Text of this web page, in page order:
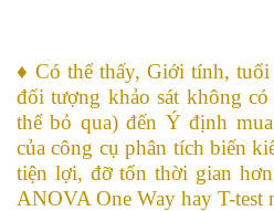
♦ Có thể thấy, Giới tính, tuổi
đối tượng khảo sát không
thể bỏ qua) đến Ý định
của công cụ phân tích biến
tiện lợi, đỡ tốn thời gian
ANOVA One Way hay T-test